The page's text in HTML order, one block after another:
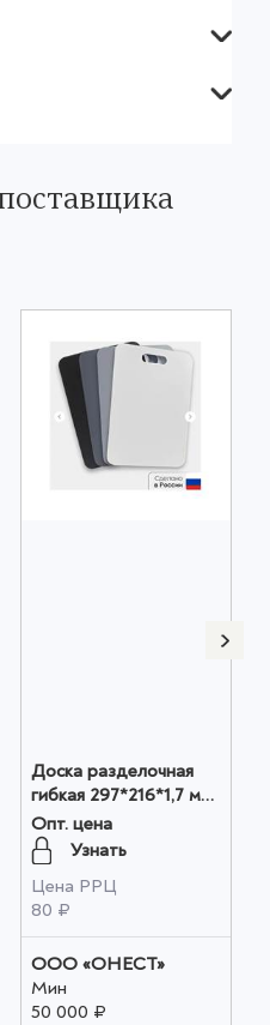
Доска разделочная
гибкая 297*216*1,7 мм
графит оптом
Опт. цена
Узнать
Цена РРЦ
80 ₽
ООО «ОНЕСТ»
Мин
50 000 ₽